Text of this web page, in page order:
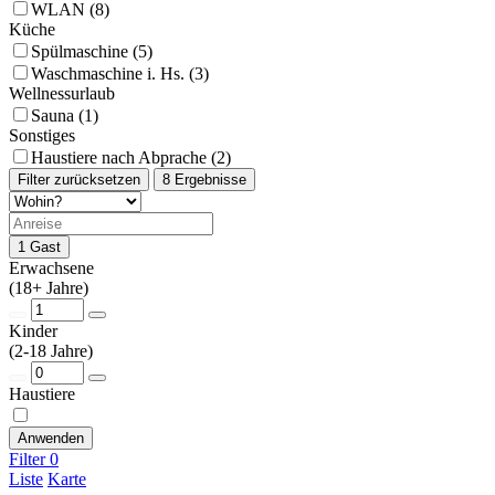
WLAN (8)
Küche
Spülmaschine (5)
Waschmaschine i. Hs. (3)
Wellnessurlaub
Sauna (1)
Sonstiges
Haustiere nach Abprache (2)
Filter zurücksetzen 8 Ergebnisse
1 Gast
Erwachsene
(18+ Jahre)
Kinder
(2-18 Jahre)
Haustiere
Anwenden
Filter0
Liste Karte